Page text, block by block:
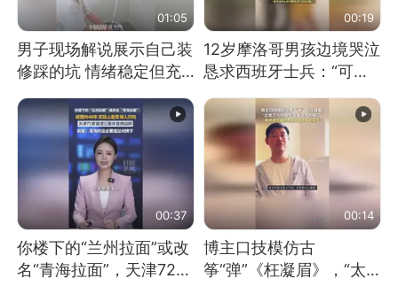
01:05
男子现场解说展示自己装
修踩的坑 情绪稳定但充
计 但每处都有瑕疵 网
友：一开始我没笑 但看
到洗手盆我没绷住
00:19
12岁摩洛哥男孩边境哭泣
恳求西班牙士兵：“可不
00:37
你楼下的“兰州拉面”或改
名“青海拉面”，天津72家
00:14
博主口技模仿古
筝“弹”《枉凝眉》，“太